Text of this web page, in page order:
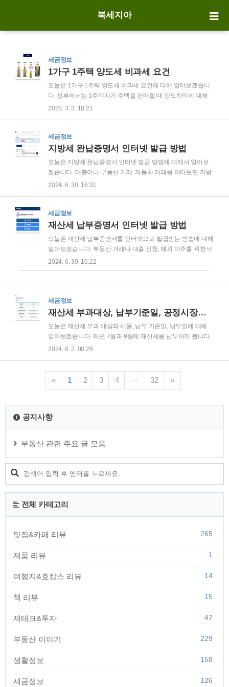
북세지아
세금정보
1가구 1주택 양도세 비과세 요건
오늘은 1가구 1주택 양도세 비과세 요건에 대해 알아보겠습니
다. 정부에서는 1주택자가 주택을 판매할 때 양도차익에 대해
부과하는 세금인 양도세를 비과세 하는 혜택을 제공하고 있습
자를 하거나 이사를 갈 때 꼭 알아야 하는 개념인 1가구 1주택
양도세 비과세 요건에 대해 지금부터 자세히 설명드리겠습니
세 계산 사례※함께 보면 좋은 글일시적 1가구 2주택 비과세 요
건 1. 양도소득세란? 먼저 양도소득세가 무엇인지 설명드리겠
습니다. 양도소득세를 부과하는 과표표준은 바로 '매매차익'입
니다. 부동산을 샀을 때 가격 → 취득가액..
2025. 3. 3. 18:21
세금정보
지방세 완납증명서 인터넷 발급 방법
오늘은 지방세 완납증명서 인터넷 발급 방법에 대해서 알아보
겠습니다. 대출이나 부동산 거래, 자동차 거래를 하다보면 지방
세 완납증명서 발급이 필요한 경우가 있습니다. 지방세 완납증
터 해당 내용을 자세히 설명드리겠습니다. 1. 지방세 완납증명
서란?2. 지방세 완납증명서 인터넷 발급 방법 1. 지방세 완납증
은 지방세 체납이 없다는 것을 증명하는 서류입니다. 따라서 체
납이 있는 경우 해당 증명서는 발급받을 수 없습니다. 지방세 완
납증명서는 인터넷이나 동사무소 방문, 무인 민원발급기로 간
2024. 6. 30. 16:31
세금정보
재산세 납부증명서 인터넷 발급 방법
오늘은 재산세 납부증명서를 인터넷으로 발급받는 방법에 대해
알아보겠습니다. 부동산 거래나 대출 신청, 해외 이주를 위한 비
자 신청 시 재산세 등 지방세 납부증명서 발급이 필요한 경우가
있습니다. 재산세는 토지, 건물, 선박 등을 보유한 사람에게 부
니다. 1. 재산세 납부증명서란?2. 재산세 납부증명서 인터넷 발
급 방법※함께 보면 좋은 글재산세 부과대상, 납부기준일, 공정
준으로 주택, 토지, 건축물, 주택, 선박, 항공기를 소유한 자에게
부과되는 지방세입니다. 주택의 경우 1/2를 7월에 납부해야 하
며, 나머지 1/2는 9월에 ..
2024. 6. 30. 16:22
세금정보
재산세 부과대상, 납부기준일, 공정시장가액 비율
오늘은 재산세 부과 대상과 세율, 납부 기준일, 납부일에 대해
알아보겠습니다. 매년 7월과 9월에 재산세를 납부하게 됩니다.
이 재산세는 6월 1일을 기준으로 토지, 주택, 건축물, 선박, 항공
대상, 납부기준일2. 재산세 공정시장가액 비율, 계산방법3. 재산
일) 기준으로 토지, 건축물, 주택, 선박, 항공기를 소유한 자에게
부과하는 지방세입니다. 따라서, 부동산을 매매할 때는 6월 1일
의 기준이 매우 중요합니다. 부동산을 매각할 때는 6월 1일 이전
2024. 6. 2. 00:26
« 1 2 3 4 ··· 32 »
공지사항
부동산 관련 주요 글 모음
전체 카테고리
맛집&카페 리뷰 265
제품 리뷰 1
여행지&호캉스 리뷰 14
책 리뷰 15
제태크&투자 47
부동산 이야기 229
생활정보 158
세금정보 126